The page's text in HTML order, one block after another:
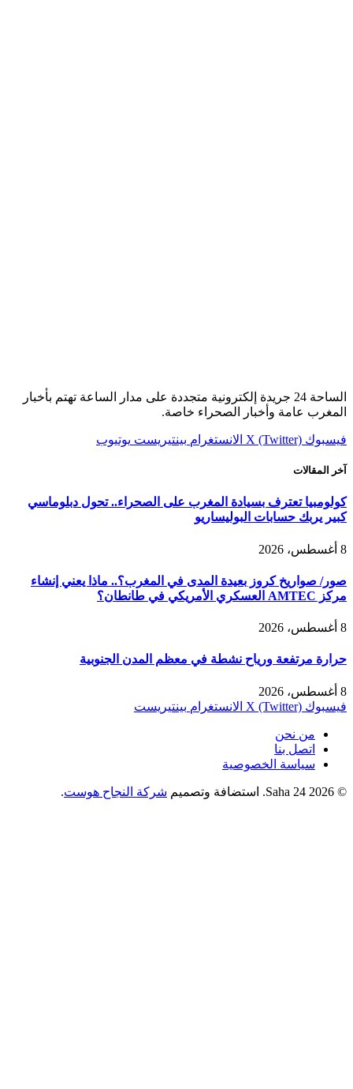
الساحة 24 جريدة إلكترونية متجددة على مدار الساعة تهتم بأخبار
المغرب عامة وأخبار الصحراء خاصة.
فيسبوك X (Twitter) الانستغرام بينتيريست يوتيوب
آخر المقالات
كولومبيا تعترف بسيادة المغرب على الصحراء.. تحول دبلوماسي
كبير يربك حسابات البوليساريو
8 أغسطس، 2026
صور/ صواريخ كروز بعيدة المدى في المغرب؟.. ماذا يعني إنشاء
مركز AMTEC العسكري الأمريكي في طانطان؟
8 أغسطس، 2026
حرارة مرتفعة ورياح نشطة في معظم المدن الجنوبية
8 أغسطس، 2026
فيسبوك X (Twitter) الانستغرام بينتيريست
من نحن
اتصل بنا
سياسة الخصوصية
© 2026 Saha 24. استضافة وتصميم شركة النجاح هوست.